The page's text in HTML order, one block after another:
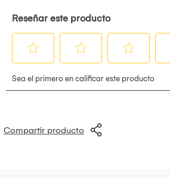
un área fría y seca, lejos de la luz
embarque. Se recomienda una
almacenamiento entre los 4° a 26° C
de humedad relativa. Las superficies en
grasas, aceites u otros
contaminantes.
Compartir producto